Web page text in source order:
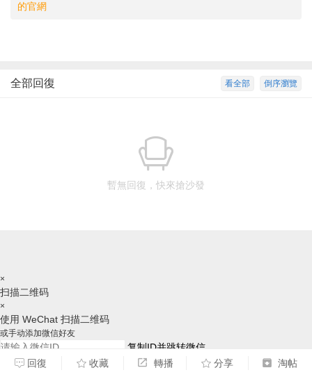
的官網
倒序瀏覽
看全部
全部回復
暫無回復，快來搶沙發
回復 收藏 轉播 分享 淘帖
×
扫描二维码
×
使用 WeChat 扫描二维码
或手动添加微信好友
复制ID并跳转微信
请跳转后，手动添加好友，谢谢